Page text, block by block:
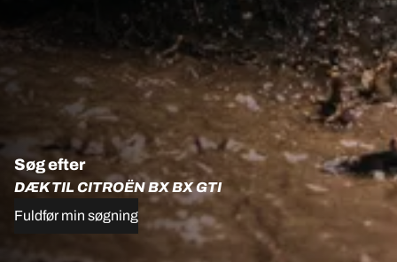
Søg efter
DÆK TIL CITROËN BX BX GTI
Fuldfør min søgning